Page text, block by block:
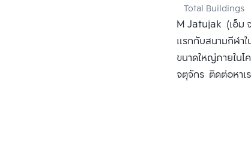
Total Buildings
M Jatujak (เอ็ม
แรกกับสนามกีฬา
ขนาดใหญ่ภายในโ
จตุจักร ติดต่อหาเ